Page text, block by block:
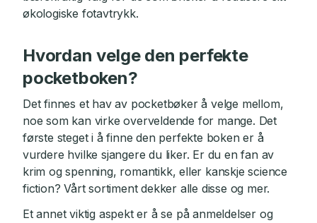
økologiske fotavtrykk.
Hvordan velge den perfekte
pocketboken?
Det finnes et hav av pocketbøker å velge mellom,
noe som kan virke overveldende for mange. Det
første steget i å finne den perfekte boken er å
vurdere hvilke sjangere du liker. Er du en fan av
krim og spenning, romantikk, eller kanskje science
fiction? Vårt sortiment dekker alle disse og mer.
Et annet viktig aspekt er å se på anmeldelser og